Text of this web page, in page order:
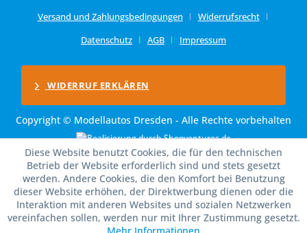
Versand und Zahlungsbedingungen
Widerrufsrecht
Datenschutz
AGB Impressum
WIDERRUF ERKLÄREN
Copyright © Modellautos Dresden - Alle Rechte vorbehalten
Diese Website benutzt Cookies, die für den technischen
Betrieb der Website erforderlich sind und stets gesetzt
werden. Andere Cookies, die den Komfort bei Benutzung
dieser Website erhöhen, der Direktwerbung dienen oder die
Interaktion mit anderen Websites und sozialen Netzwerken
vereinfachen sollen, werden nur mit Ihrer Zustimmung gesetzt.